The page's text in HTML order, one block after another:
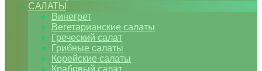
САЛАТЫ
Винегрет
Вегетарианские салаты
Греческий салат
Грибные салаты
Корейские салаты
Крабовый салат